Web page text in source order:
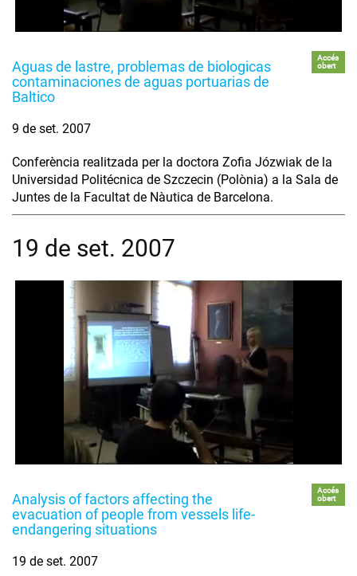
Aguas de lastre, problemas de biologicas
contaminaciones de aguas portuarias de
Baltico
Accés
obert
9 de set. 2007
Conferència realitzada per la doctora Zofia Józwiak de la
Universidad Politécnica de Szczecin (Polònia) a la Sala de
Juntes de la Facultat de Nàutica de Barcelona.
19 de set. 2007
Analysis of factors affecting the
evacuation of people from vessels life-
endangering situations
Accés
obert
19 de set. 2007